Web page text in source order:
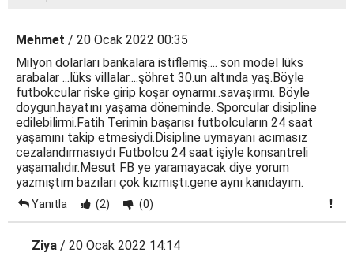
Mehmet / 20 Ocak 2022 00:35
Milyon dolarları bankalara istiflemiş.... son model lüks
arabalar ...lüks villalar....şöhret 30.un altında yaş.Böyle
futbokcular riske girip koşar oynarmı..savaşırmı. Böyle
doygun.hayatını yaşama döneminde. Sporcular disipline
edilebilirmi.Fatih Terimin başarısı futbolcuların 24 saat
yaşamını takip etmesiydi.Disipline uymayanı acımasız
cezalandırmasıydı Futbolcu 24 saat işiyle konsantreli
yaşamalıdır.Mesut FB ye yaramayacak diye yorum
yazmıştım bazıları çok kızmıştı.gene aynı kanıdayım.
Yanıtla (2) (0)
Ziya / 20 Ocak 2022 14:14